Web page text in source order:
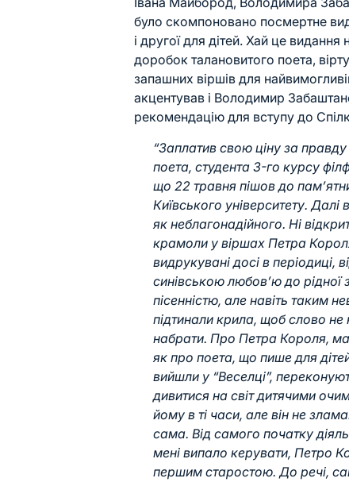
було скомпоновано посмертне
і другої для дітей. Хай це
доробок талановитого поета,
запашних віршів для
акцентував і Володимир
рекомендацію для вступу до
“Заплатив свою ціну за
поета, студента 3-го курсу
що 22 травня пішов до
Київського університету.
як неблагонадійного. Ні
крамоли у віршах Петра
видрукувані досі в
синівською любов’ю до
пісенністю, але навіть таким
підтинали крила, щоб слово не
набрати. Про Петра Короля,
як про поета, що пише для
вийшли у “Веселці”,
дивитися на світ дитячими
йому в ті часи, але він не
сама. Від самого початку
мені випало керувати, Петро
першим старостою. До речі,